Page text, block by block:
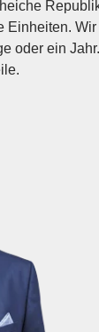
Einheiten.
oder ein